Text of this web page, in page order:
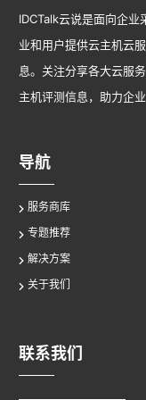
IDCTalk云说是面向企
业和用户提供云主机云
息。关注分享各大云服
主机评测信息，助力企业
导航
服务商库
专题推荐
解决方案
关于我们
联系我们